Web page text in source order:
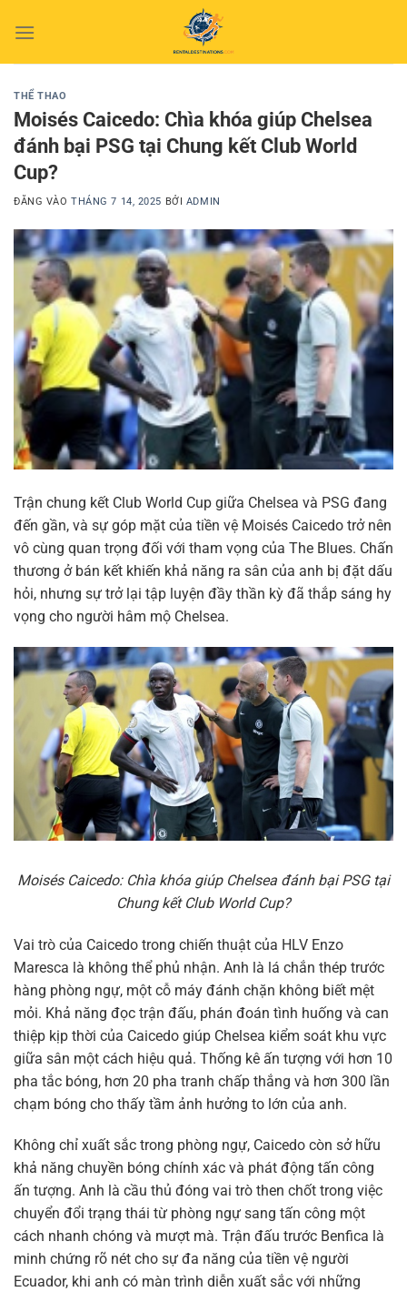
qua
THỂ THAO
Moisés Caicedo: Chìa khóa giúp Chelsea
đánh bại PSG tại Chung kết Club World
Cup?
ĐĂNG VÀOTHÁNG 7 14, 2025 BỞI ADMIN
Trận chung kết Club World Cup giữa Chelsea và PSG đang
đến gần, và sự góp mặt của tiền vệ Moisés Caicedo trở nên
vô cùng quan trọng đối với tham vọng của The Blues. Chấn
thương ở bán kết khiến khả năng ra sân của anh bị đặt dấu
hỏi, nhưng sự trở lại tập luyện đầy thần kỳ đã thắp sáng hy
vọng cho người hâm mộ Chelsea.
Moisés Caicedo: Chìa khóa giúp Chelsea đánh bại PSG tại
Chung kết Club World Cup?
Vai trò của Caicedo trong chiến thuật của HLV Enzo
Maresca là không thể phủ nhận. Anh là lá chắn thép trước
hàng phòng ngự, một cỗ máy đánh chặn không biết mệt
mỏi. Khả năng đọc trận đấu, phán đoán tình huống và can
thiệp kịp thời của Caicedo giúp Chelsea kiểm soát khu vực
giữa sân một cách hiệu quả. Thống kê ấn tượng với hơn 10
pha tắc bóng, hơn 20 pha tranh chấp thắng và hơn 300 lần
chạm bóng cho thấy tầm ảnh hưởng to lớn của anh.
Không chỉ xuất sắc trong phòng ngự, Caicedo còn sở hữu
khả năng chuyền bóng chính xác và phát động tấn công
ấn tượng. Anh là cầu thủ đóng vai trò then chốt trong việc
chuyển đổi trạng thái từ phòng ngự sang tấn công một
cách nhanh chóng và mượt mà. Trận đấu trước Benfica là
minh chứng rõ nét cho sự đa năng của tiền vệ người
Ecuador, khi anh có màn trình diễn xuất sắc với những